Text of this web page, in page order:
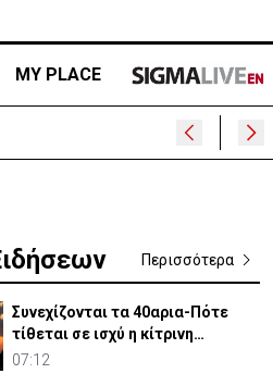
MY PLACE
Περισσότερα
Συνεχίζονται τα 40αρια-Πότε
τίθεται σε ισχύ η κίτρινη
προειδοποίηση
07:12